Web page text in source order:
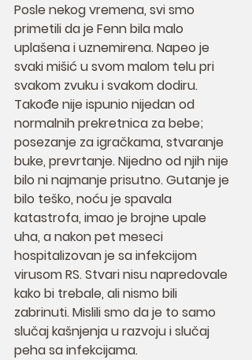
Posle nekog vremena, svi smo
primetili da je Fenn bila malo
uplašena i uznemirena. Napeo je
svaki mišić u svom malom telu pri
svakom zvuku i svakom dodiru.
Takođe nije ispunio nijedan od
normalnih prekretnica za bebe;
posezanje za igračkama, stvaranje
buke, prevrtanje. Nijedno od njih nije
bilo ni najmanje prisutno. Gutanje je
bilo teško, noću je spavala
katastrofa, imao je brojne upale
uha, a nakon pet meseci
hospitalizovan je sa infekcijom
virusom RS. Stvari nisu napredovale
kako bi trebale, ali nismo bili
zabrinuti. Mislili smo da je to samo
slučaj kašnjenja u razvoju i slučaj
peha sa infekcijama.